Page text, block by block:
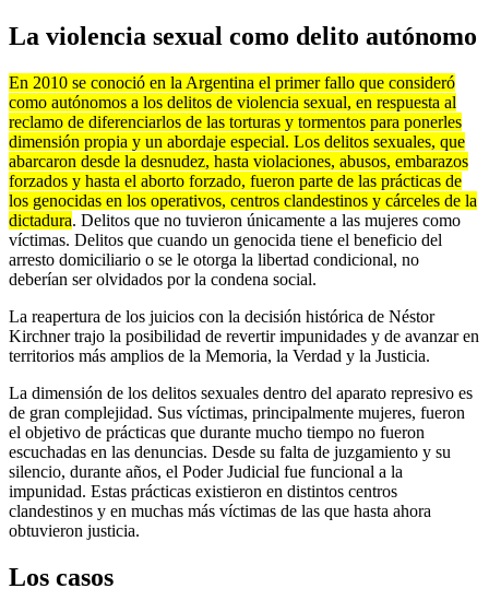
La violencia sexual como delito autónomo
En 2010 se conoció en la Argentina el primer fallo que consideró
como autónomos a los delitos de violencia sexual, en respuesta al
reclamo de diferenciarlos de las torturas y tormentos para ponerles
dimensión propia y un abordaje especial. Los delitos sexuales, que
abarcaron desde la desnudez, hasta violaciones, abusos, embarazos
forzados y hasta el aborto forzado, fueron parte de las prácticas de
los genocidas en los operativos, centros clandestinos y cárceles de la
dictadura. Delitos que no tuvieron únicamente a las mujeres como
víctimas. Delitos que cuando un genocida tiene el beneficio del
arresto domiciliario o se le otorga la libertad condicional, no
deberían ser olvidados por la condena social.
La reapertura de los juicios con la decisión histórica de Néstor
Kirchner trajo la posibilidad de revertir impunidades y de avanzar en
territorios más amplios de la Memoria, la Verdad y la Justicia.
La dimensión de los delitos sexuales dentro del aparato represivo es
de gran complejidad. Sus víctimas, principalmente mujeres, fueron
el objetivo de prácticas que durante mucho tiempo no fueron
escuchadas en las denuncias. Desde su falta de juzgamiento y su
silencio, durante años, el Poder Judicial fue funcional a la
impunidad. Estas prácticas existieron en distintos centros
clandestinos y en muchas más víctimas de las que hasta ahora
obtuvieron justicia.
Los casos